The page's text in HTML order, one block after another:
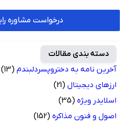
درخواست مشاوره رایگان
دسته بندی مقالات
آخرین نامه به دختروپسردلبندم (13)
ارزهای دیجیتال (21)
اسلایدر ویژه (35)
اصول و فنون مذاکره (152)